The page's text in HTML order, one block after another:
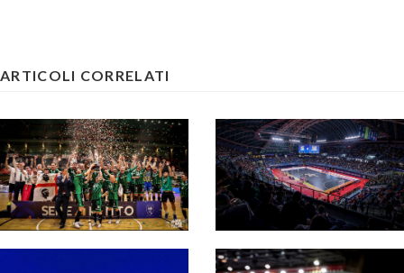
ARTICOLI CORRELATI